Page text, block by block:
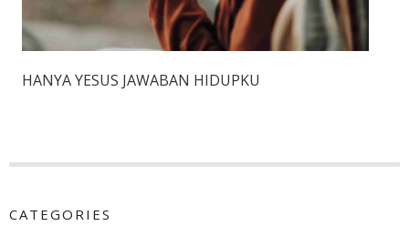
HANYA YESUS JAWABAN HIDUPKU
CATEGORIES